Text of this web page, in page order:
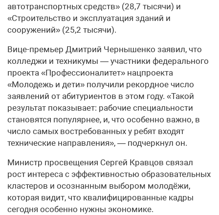
автотранспортных средств» (28,7 тысячи) и
«Строительство и эксплуатация зданий и
сооружений» (25,2 тысячи).
Вице-премьер Дмитрий Чернышенко заявил, что
колледжи и техникумы — участники федерального
проекта «Профессионалитет» нацпроекта
«Молодежь и дети» получили рекордное число
заявлений от абитуриентов в этом году. «Такой
результат показывает: рабочие специальности
становятся популярнее, и, что особенно важно, в
число самых востребованных у ребят входят
технические направления», — подчеркнул он.
Министр просвещения Сергей Кравцов связал
рост интереса с эффективностью образовательных
кластеров и осознанным выбором молодёжи,
которая видит, что квалифицированные кадры
сегодня особенно нужны экономике.